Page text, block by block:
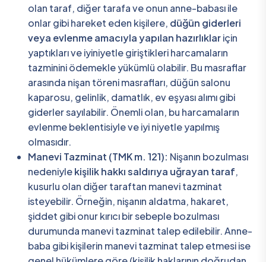
olan taraf, diğer tarafa ve onun anne-babası ile
onlar gibi hareket eden kişilere, düğün giderleri
veya evlenme amacıyla yapılan hazırlıklariçin
yaptıkları ve iyiniyetle giriştikleri harcamaların
tazminini ödemekle yükümlü olabilir. Bu masraflar
arasında nişan töreni masrafları, düğün salonu
kaparosu, gelinlik, damatlık, ev eşyası alımı gibi
giderler sayılabilir. Önemli olan, bu harcamaların
evlenme beklentisiyle ve iyi niyetle yapılmış
olmasıdır.
Manevi Tazminat (TMK m. 121): Nişanın bozulması
nedeniylekişilik hakkı saldırıya uğrayan taraf,
kusurlu olan diğer taraftan manevi tazminat
isteyebilir. Örneğin, nişanın aldatma, hakaret,
şiddet gibi onur kırıcı bir sebeple bozulması
durumunda manevi tazminat talep edilebilir. Anne-
baba gibi kişilerin manevi tazminat talep etmesi ise